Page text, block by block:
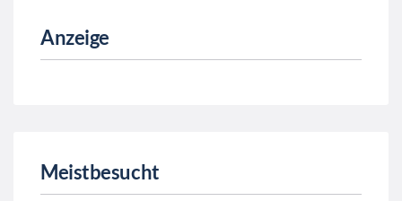
Anzeige
Meistbesucht